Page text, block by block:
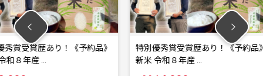
《予約品》
特別優秀賞受賞歴あり！《予約品》
新米 令和８年産 …
《３営